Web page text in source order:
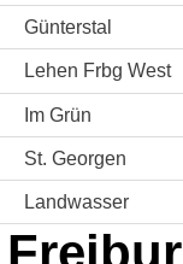
Günterstal
Lehen Frbg West
Im Grün
St. Georgen
Landwasser